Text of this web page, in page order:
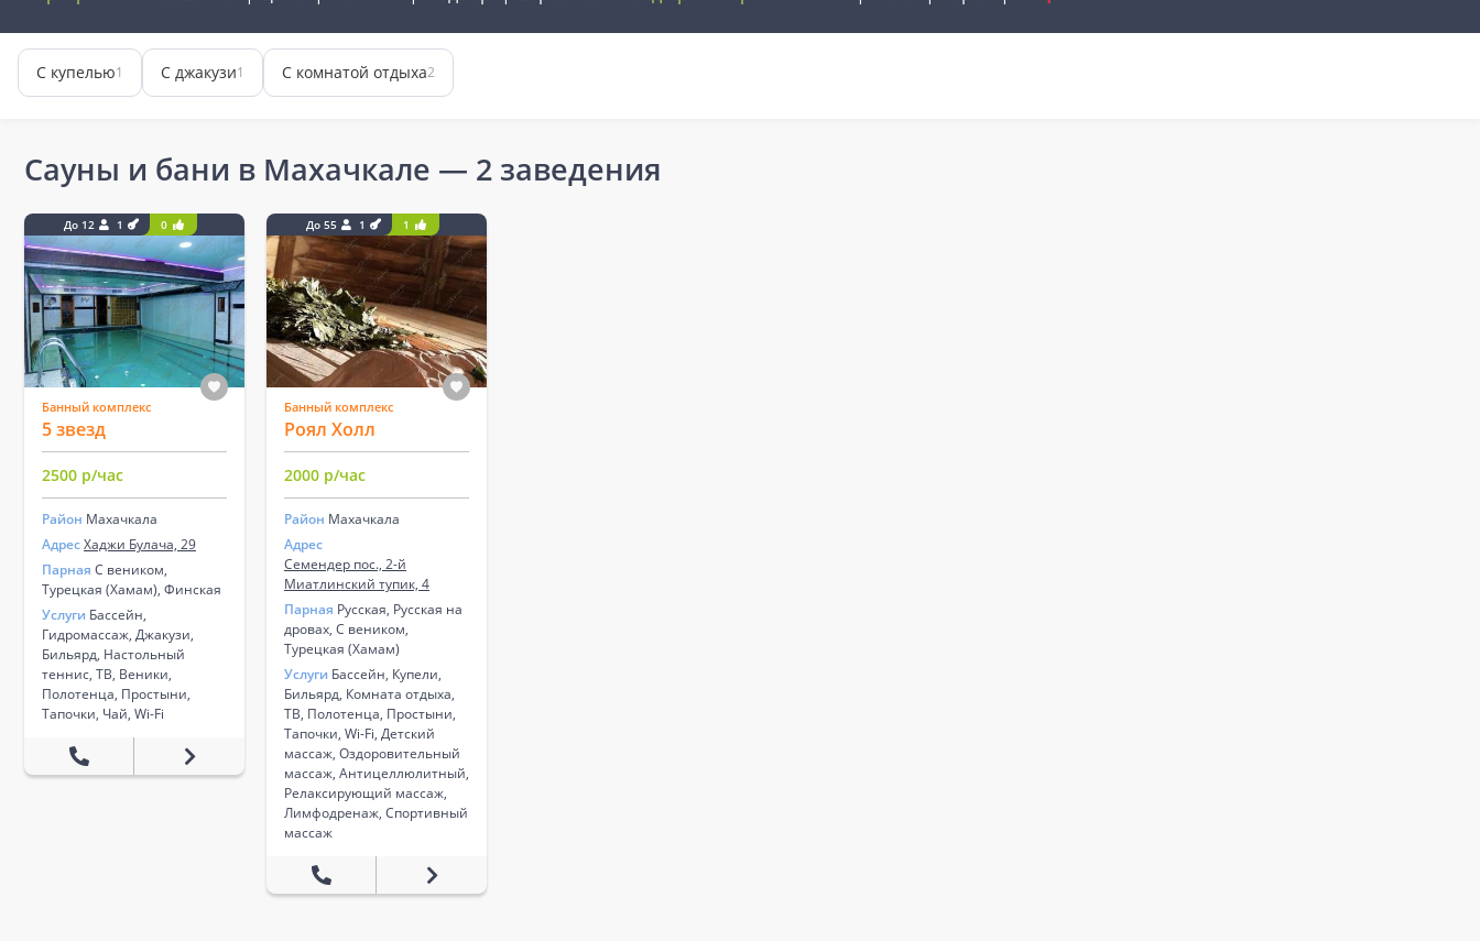
С купелью1 С джакузи1 С комнатой отдыха2
Сауны и бани в Махачкале — 2 заведения
До 12 1 0
Банный комплекс
5 звезд
2500 р/час
Район Махачкала
АдресХаджи Булача, 29
Парная С веником,
Турецкая (Хамам), Финская
Услуги ​Бассейн​,
Гидромассаж​, Джакузи​,
Бильярд​, Настольный
теннис, ТВ​, Веники​,
Полотенца​, Простыни​,
Тапочки​, Чай​, Wi-Fi
До 55 1 1
Банный комплекс
Роял Холл
2000 р/час
Район Махачкала
Адрес
Семендер пос., ​2-й
Миатлинский тупик, 4
Парная Русская, Русская на
дровах, С веником,
Турецкая (Хамам)
Услуги Бассейн​, Купели,​
Бильярд, ​Комната отдыха, ​
ТВ, ​Полотенца​, Простыни, ​
Тапочки, ​Wi-Fi, ​Детский
массаж, ​Оздоровительный
массаж, ​Антицеллюлитный​,
Релаксирующий массаж, ​
Лимфодренаж, ​Спортивный
массаж